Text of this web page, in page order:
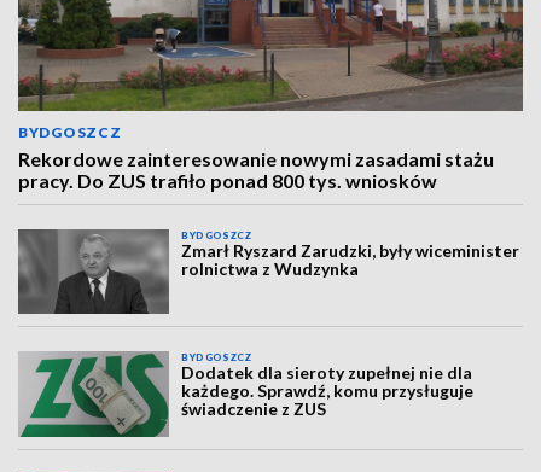
BYDGOSZCZ
Rekordowe zainteresowanie nowymi zasadami stażu
pracy. Do ZUS trafiło ponad 800 tys. wniosków
BYDGOSZCZ
Zmarł Ryszard Zarudzki, były wiceminister
rolnictwa z Wudzynka
BYDGOSZCZ
Dodatek dla sieroty zupełnej nie dla
każdego. Sprawdź, komu przysługuje
świadczenie z ZUS